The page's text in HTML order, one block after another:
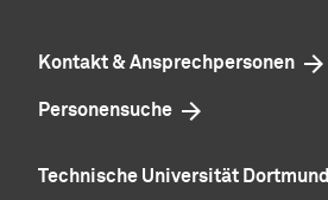
Kontakt & Ansprechpersonen
Personensuche
Technische Universität Dortmund